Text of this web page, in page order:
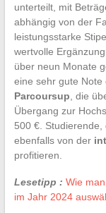
unterteilt, mit
abhängig von der
leistungsstarke
wertvolle
über neun Monate
eine sehr gute Note
Parcoursup , die
Übergang zur
500 €.
ebenfalls von der
profitieren.
Lesetipp : Wie
im Jahr 2024